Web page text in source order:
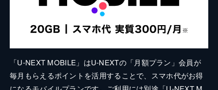
「U-NEXT MOBILE」はU-NEXTの「月額プラン」会員が
毎月もらえるポイントを活用することで、スマホ代がお得